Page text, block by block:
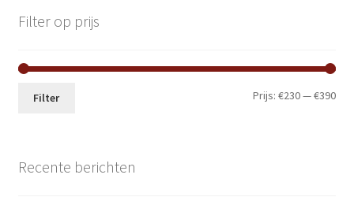
Filter op prijs
Min.
Filter Prijs:€230—€390
Recente berichten